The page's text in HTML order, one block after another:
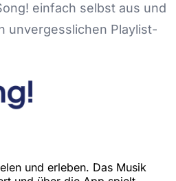
einfach selbst aus und
unvergesslichen Playlist-
und erleben. Das Musik